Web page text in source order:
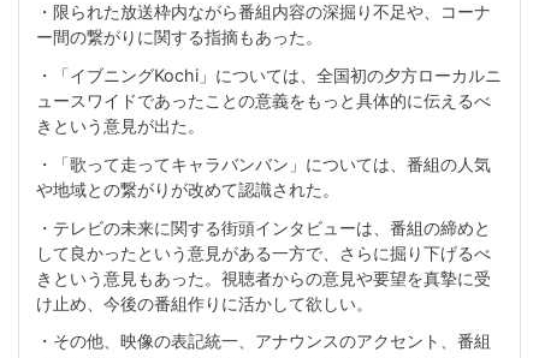
・限られた放送枠内ながら番組内容の深掘り不足や、コーナ
ー間の繋がりに関する指摘もあった。
・「イブニングKochi」については、全国初の夕方ローカルニ
ュースワイドであったことの意義をもっと具体的に伝えるべ
きという意見が出た。
・「歌って走ってキャラバンバン」については、番組の人気
や地域との繋がりが改めて認識された。
・テレビの未来に関する街頭インタビューは、番組の締めと
して良かったという意見がある一方で、さらに掘り下げるべ
きという意見もあった。視聴者からの意見や要望を真摯に受
け止め、今後の番組作りに活かして欲しい。
・その他、映像の表記統一、アナウンスのアクセント、番組